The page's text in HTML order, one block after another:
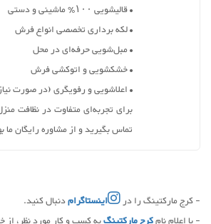
• قالیشویی ۱۰۰٪ ماشینی و دستی
• لکه برداری تخصصی انواع فرش
• مبل‌شویی حرفه‌ای در محل
• خشکشویی و اتوکشی فرش
• اعلاشویی و رفویگری (در صورت
برای تجربه‌ای متفاوت در نظافت
تماس بگیرید و از مشاوره رایگان ما
- کرج مارکتینگ را در اینستاگرامدنبال کنید.